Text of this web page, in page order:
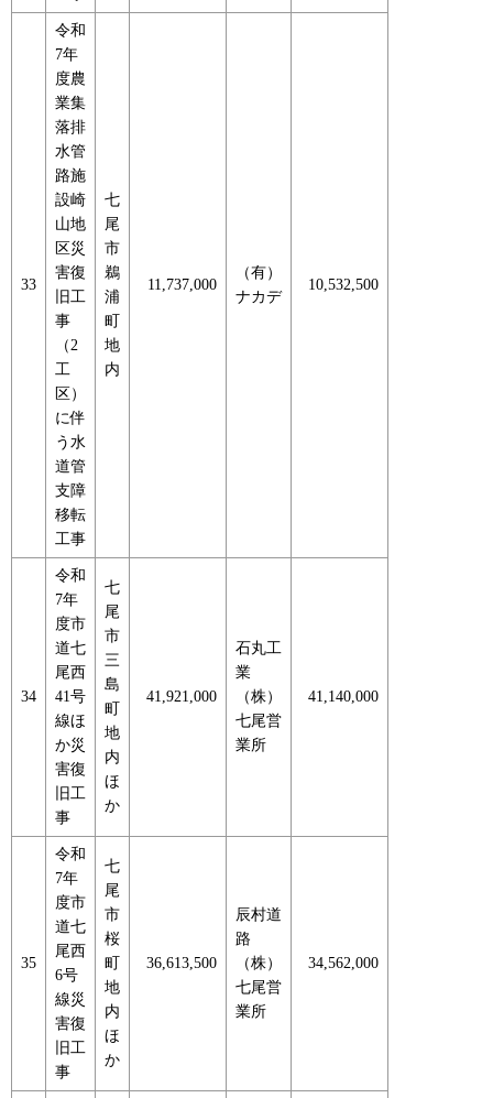
33
令和
7年
度農
業集
落排
水管
路施
設崎
山地
区災
害復
旧工
事
（2
工
区）
に伴
う水
道管
支障
移転
工事
七
尾
市
鵜
浦
町
地
内
11,737,000
（有）
ナカデ
10,532,500
34
令和
7年
度市
道七
尾西
41号
線ほ
か災
害復
旧工
事
七
尾
市
三
島
町
地
内
ほ
か
41,921,000
石丸工
業
（株）
七尾営
業所
41,140,000
35
令和
7年
度市
道七
尾西
6号
線災
害復
旧工
事
七
尾
市
桜
町
地
内
ほ
か
36,613,500
辰村道
路
（株）
七尾営
業所
34,562,000